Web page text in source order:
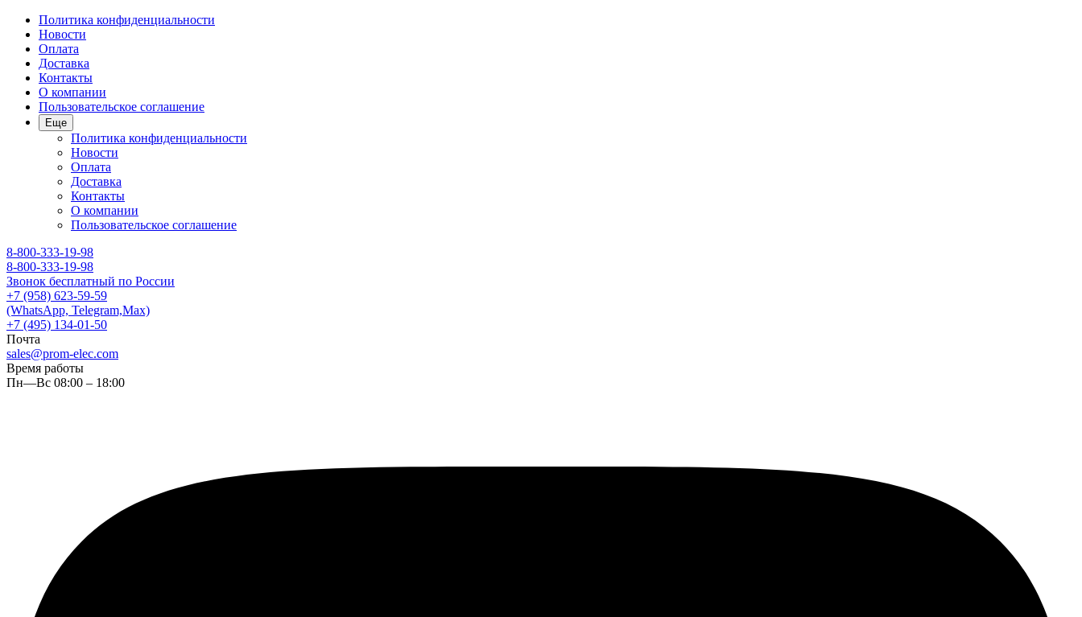
Политика конфиденциальности
Новости
Оплата
Доставка
Контакты
О компании
Пользовательское соглашение
Еще
Политика конфиденциальности
Новости
Оплата
Доставка
Контакты
О компании
Пользовательское соглашение
8-800-333-19-98
8-800-333-19-98
Звонок бесплатный по России
+7 (958) 623-59-59
(WhatsApp, Telegram,Max)
+7 (495) 134-01-50
Почта
sales@prom-elec.com
Время работы
Пн—Вс 08:00 – 18:00